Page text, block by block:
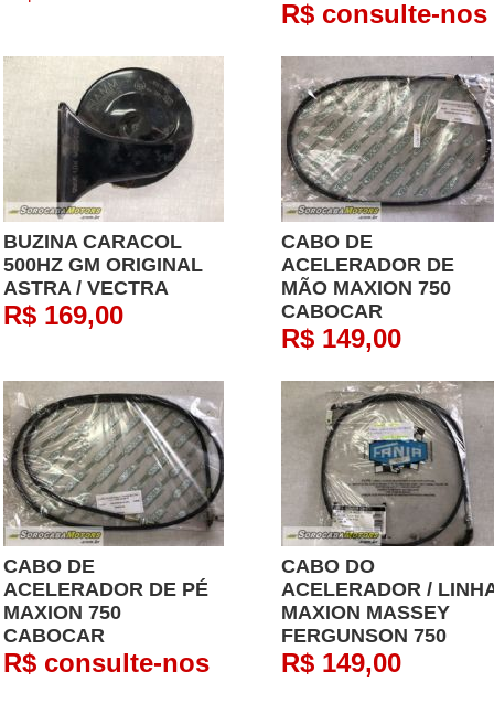
R$ consulte-nos
BUZINA CARACOL
500HZ GM ORIGINAL
ASTRA / VECTRA
R$ 169,00
CABO DE
ACELERADOR DE
MÃO MAXION 750
CABOCAR
R$ 149,00
CABO DE
ACELERADOR DE PÉ
MAXION 750
CABOCAR
R$ consulte-nos
CABO DO
ACELERADOR /
MAXION MASSEY
FERGUNSON 750
R$ 149,00